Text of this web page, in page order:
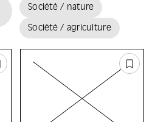
Société / nature
Société / agriculture